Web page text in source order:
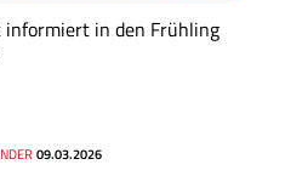
in den Frühling
09.03.2026